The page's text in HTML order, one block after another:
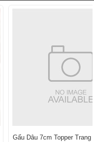
Gấu Dâu 7cm Topper Trang